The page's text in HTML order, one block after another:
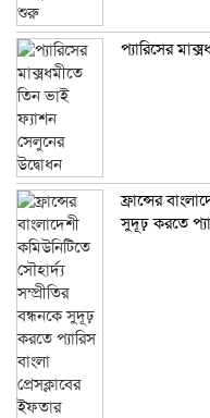
প্যারিসের
ফ্রান্সের
সুদূঢ় করতে